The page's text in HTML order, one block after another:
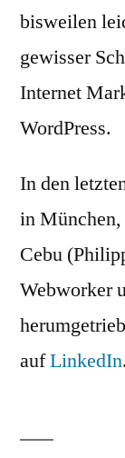
bisweilen
gewisser
Internet
WordPress.
In den
in
Cebu
Webworker
aufLinkedIn